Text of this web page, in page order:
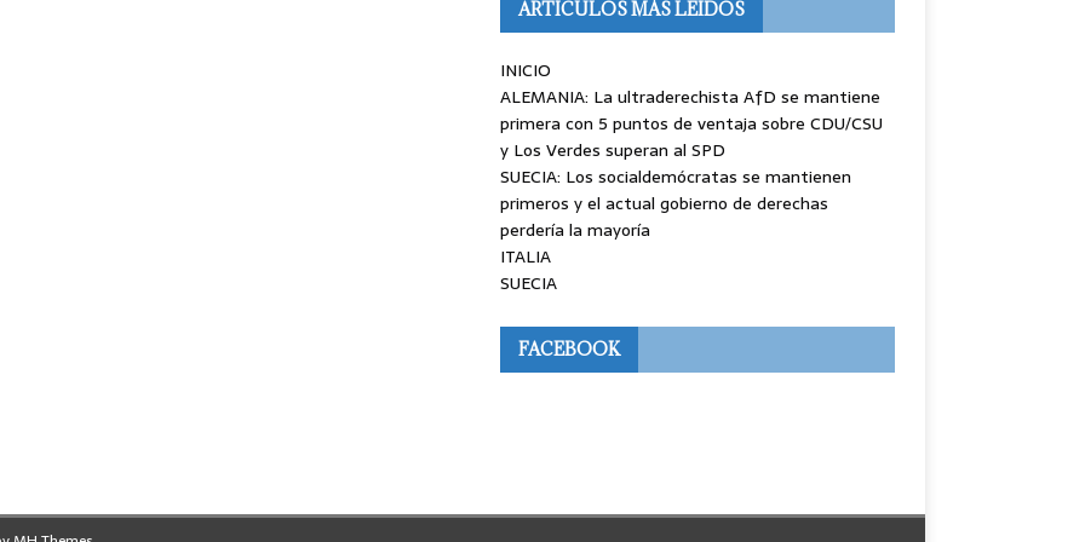
ARTÍCULOS MÁS LEÍDOS
INICIO
ALEMANIA: La ultraderechista AfD se mantiene
primera con 5 puntos de ventaja sobre CDU/CSU
y Los Verdes superan al SPD
SUECIA: Los socialdemócratas se mantienen
primeros y el actual gobierno de derechas
perdería la mayoría
ITALIA
SUECIA
FACEBOOK